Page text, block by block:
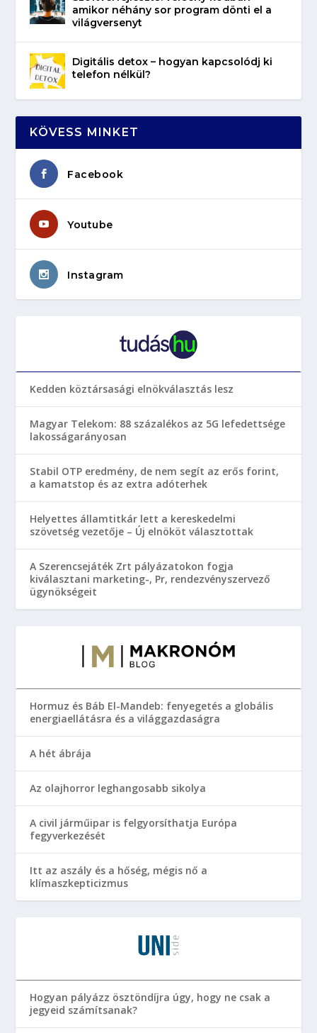
amikor néhány sor program dönti el a
világversenyt
Digitális detox – hogyan kapcsolódj ki
telefon nélkül?
KÖVESS MINKET
Facebook
Youtube
Instagram
Kedden köztársasági elnökválasztás lesz
Magyar Telekom: 88 százalékos az 5G lefedettsége
lakosságarányosan
Stabil OTP eredmény, de nem segít az erős forint,
a kamatstop és az extra adóterhek
Helyettes államtitkár lett a kereskedelmi
szövetség vezetője – Új elnököt választottak
A Szerencsejáték Zrt pályázatokon fogja
kiválasztani marketing-, Pr, rendezvényszervező
ügynökségeit
Hormuz és Báb El-Mandeb: fenyegetés a globális
energiaellátásra és a világgazdaságra
A hét ábrája
Az olajhorror leghangosabb sikolya
A civil járműipar is felgyorsíthatja Európa
fegyverkezését
Itt az aszály és a hőség, mégis nő a
klímaszkepticizmus
Hogyan pályázz ösztöndíjra úgy, hogy ne csak a
jegyeid számítsanak?